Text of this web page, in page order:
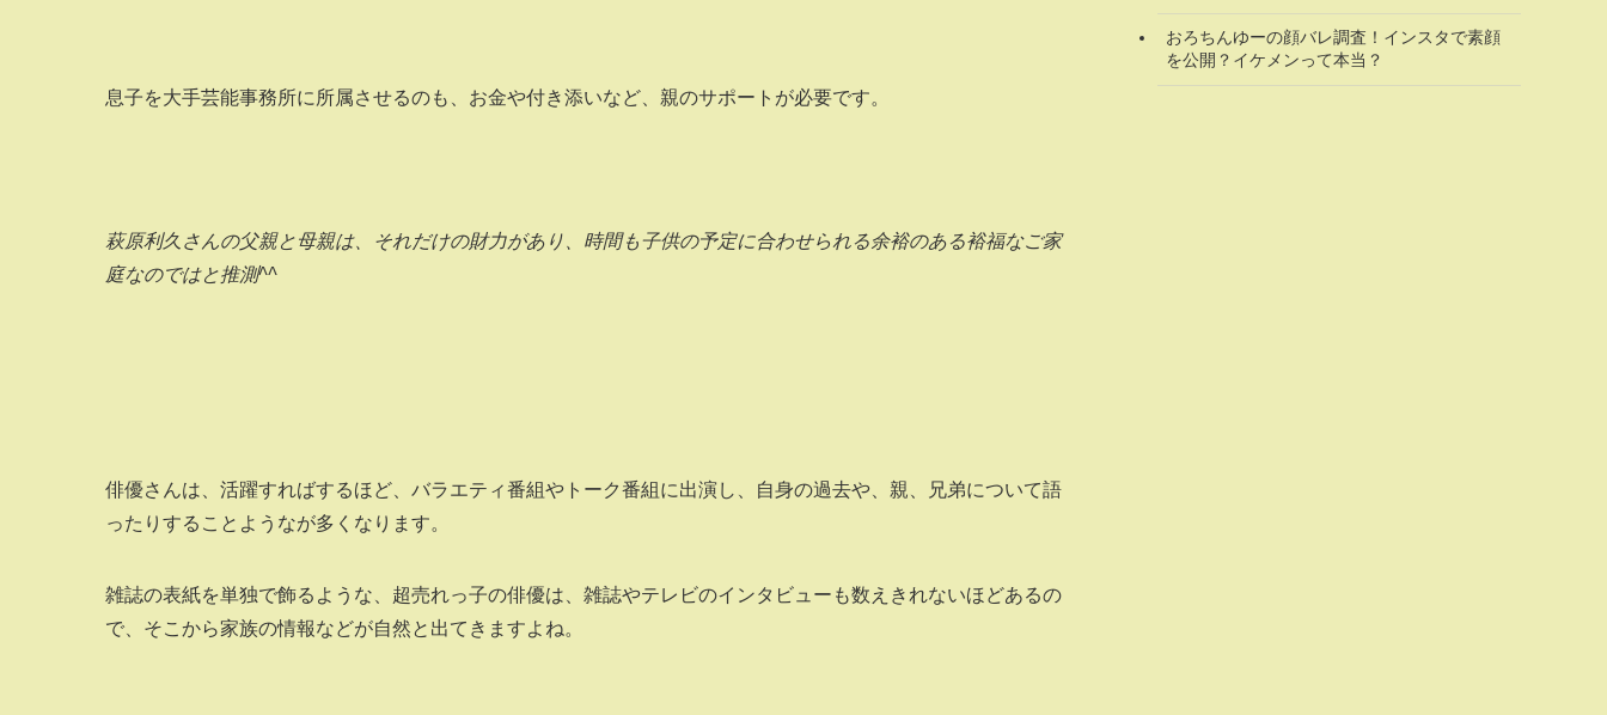
息子を大手芸能事務所に所属させるのも、お金や付き添いなど、親のサポートが必要です。
萩原利久さんの父親と母親は、それだけの財力があり、時間も子供の予定に合わせられる余裕のある裕福なご家
庭なのではと推測^^
俳優さんは、活躍すればするほど、バラエティ番組やトーク番組に出演し、自身の過去や、親、兄弟について語
ったりすることようなが多くなります。
雑誌の表紙を単独で飾るような、超売れっ子の俳優は、雑誌やテレビのインタビューも数えきれないほどあるの
で、そこから家族の情報などが自然と出てきますよね。
おろちんゆーの顔バレ調査！インスタで素顔
を公開？イケメンって本当？